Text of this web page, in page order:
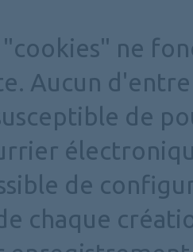
"cookies" ne
Aucun
de
de
chaque